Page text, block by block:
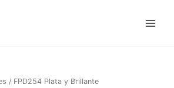
/ FPD254 Plata y Brillante